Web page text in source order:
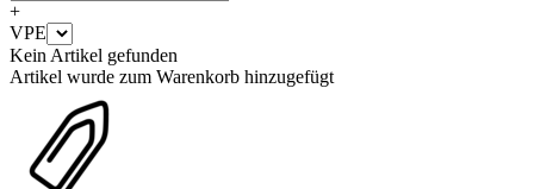
+
VPE
Kein Artikel gefunden
Artikel wurde zum Warenkorb hinzugefügt